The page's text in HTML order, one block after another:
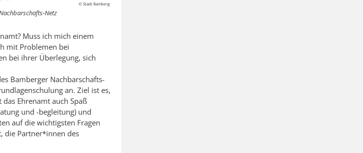
© Stadt Bamberg
Netz
Muss ich mich einem
mit Problemen bei
bei ihrer Überlegung, sich
Bamberger Nachbarschafts-
an. Ziel ist es,
Ehrenamt auch Spaß
und -begleitung) und
auf die wichtigsten Fragen
die Partner*innen des